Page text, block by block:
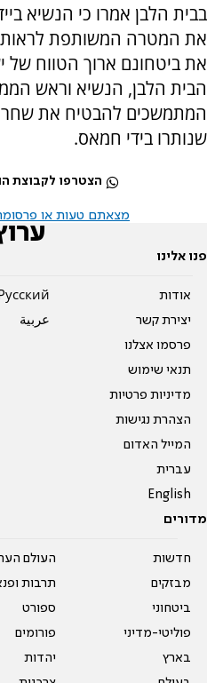
בבית הלבן אמרו כי הנשיא
את המטרה המשותפת
את ביטחונם ארוך הטווח של
הבית הלבן, הנשיא וראש
המתמשכים להבטיח את
שנותרו בידי חמאס.
הצטרפו לקבוצת
מצאתם טעות או פרסומת
פנו אלינו
אודות
יצירת קשר
פרסמו אצלנו
תנאי שימוש
מדיניות פרטיות
הצהרת נגישות
המייל האדום
עברית
English
Pусский
عربية
מדורים
חדשות
מבזקים
ביטחוני
פוליטי-מדיני
בארץ
העולם
תרבות
ספורט
פורומים
יהדות